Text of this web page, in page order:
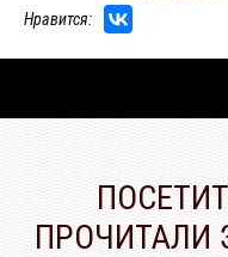
Нравится:
ПРОЧИТАЛИ